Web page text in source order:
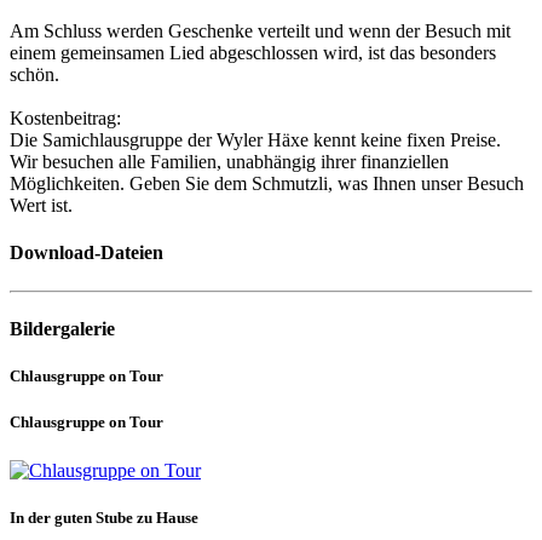
Am Schluss werden Geschenke verteilt und wenn der Besuch mit
einem gemeinsamen Lied abgeschlossen wird, ist das besonders
schön.
Kostenbeitrag:
Die Samichlausgruppe der Wyler Häxe kennt keine fixen Preise.
Wir besuchen alle Familien, unabhängig ihrer finanziellen
Möglichkeiten. Geben Sie dem Schmutzli, was Ihnen unser Besuch
Wert ist.
Download-Dateien
Bildergalerie
Chlausgruppe on Tour
Chlausgruppe on Tour
In der guten Stube zu Hause